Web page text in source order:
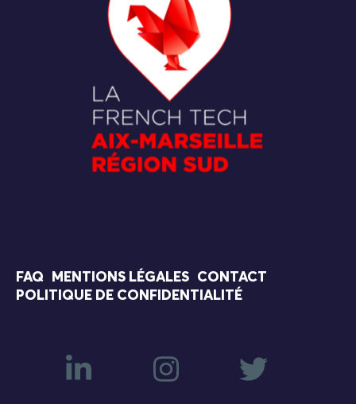
FAQ MENTIONS LÉGALES
CONTACT
POLITIQUE DE CONFIDENTIALITÉ